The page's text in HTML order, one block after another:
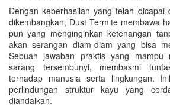
Dengan keberhasilan yang telah
dikembangkan, Dust Termite membawa
pun yang menginginkan ketenangan
akan serangan diam-diam yang bisa
Sebuah jawaban praktis yang mampu
sarang tersembunyi, membasmi
terhadap manusia serta lingkungan.
perlindungan struktur kayu yang
diandalkan.